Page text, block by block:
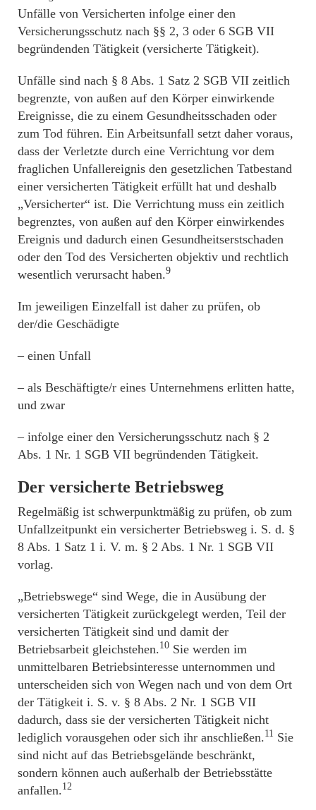
Unfälle von Versicherten infolge einer den
Versicherungsschutz nach §§ 2, 3 oder 6 SGB VII
begründenden Tätigkeit (versicherte Tätigkeit).
Unfälle sind nach § 8 Abs. 1 Satz 2 SGB VII zeitlich
begrenzte, von außen auf den Körper einwirkende
Ereignisse, die zu einem Gesundheitsschaden oder
zum Tod führen. Ein Arbeitsunfall setzt daher voraus,
dass der Verletzte durch eine Verrichtung vor dem
fraglichen Unfallereignis den gesetzlichen Tatbestand
einer versicherten Tätigkeit erfüllt hat und deshalb
„Versicherter“ ist. Die Verrichtung muss ein zeitlich
begrenztes, von außen auf den Körper einwirkendes
Ereignis und dadurch einen Gesundheitserstschaden
oder den Tod des Versicherten objektiv und rechtlich
wesentlich verursacht haben.9
Im jeweiligen Einzelfall ist daher zu prüfen, ob
der/die Geschädigte
– einen Unfall
– als Beschäftigte/r eines Unternehmens erlitten hatte,
und zwar
– infolge einer den Versicherungsschutz nach § 2
Abs. 1 Nr. 1 SGB VII begründenden Tätigkeit.
Der versicherte Betriebsweg
Regelmäßig ist schwerpunktmäßig zu prüfen, ob zum
Unfallzeitpunkt ein versicherter Betriebsweg i. S. d. §
8 Abs. 1 Satz 1 i. V. m. § 2 Abs. 1 Nr. 1 SGB VII
vorlag.
„Betriebswege“ sind Wege, die in Ausübung der
versicherten Tätigkeit zurückgelegt werden, Teil der
versicherten Tätigkeit sind und damit der
Betriebsarbeit gleichstehen.10 Sie werden im
unmittelbaren Betriebsinteresse unternommen und
unterscheiden sich von Wegen nach und von dem Ort
der Tätigkeit i. S. v. § 8 Abs. 2 Nr. 1 SGB VII
dadurch, dass sie der versicherten Tätigkeit nicht
lediglich vorausgehen oder sich ihr anschließen.11 Sie
sind nicht auf das Betriebsgelände beschränkt,
sondern können auch außerhalb der Betriebsstätte
anfallen.12